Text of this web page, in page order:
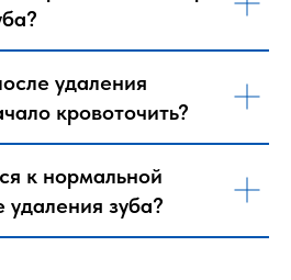
удаления
кровоточить?
к нормальной
удаления зуба?